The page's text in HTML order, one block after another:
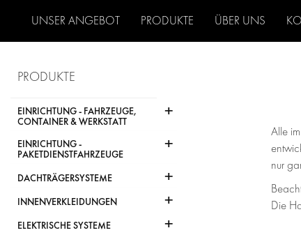
UNSER ANGEBOT PRODUKTE ÜBER UNS
PRODUKTE
EINRICHTUNG - FAHRZEUGE,
CONTAINER & WERKSTATT
+
EINRICHTUNG -
PAKETDIENSTFAHRZEUGE
+
DACHTRÄGERSYSTEME +
INNENVERKLEIDUNGEN +
ELEKTRISCHE SYSTEME +
Alle
nur
Die